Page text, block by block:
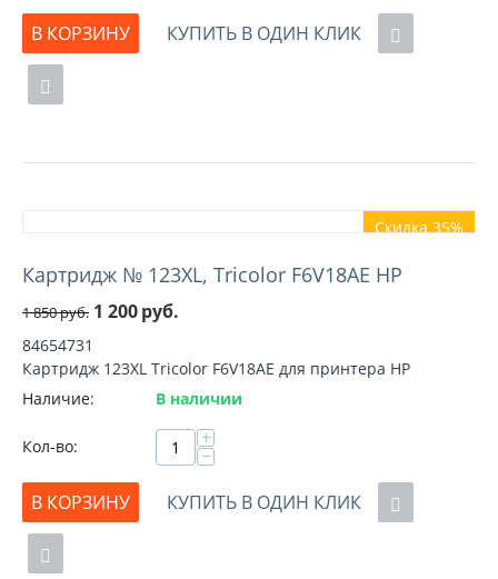
В КОРЗИНУ
КУПИТЬ В ОДИН КЛИК
Скидка 35%
Картридж № 123XL, Tricolor F6V18AE HP
1 850руб. 1 200руб.
84654731
Картридж 123XL Tricolor F6V18AE для принтера HP
Наличие:
В наличии
Кол-во: +
−
В КОРЗИНУ
КУПИТЬ В ОДИН КЛИК